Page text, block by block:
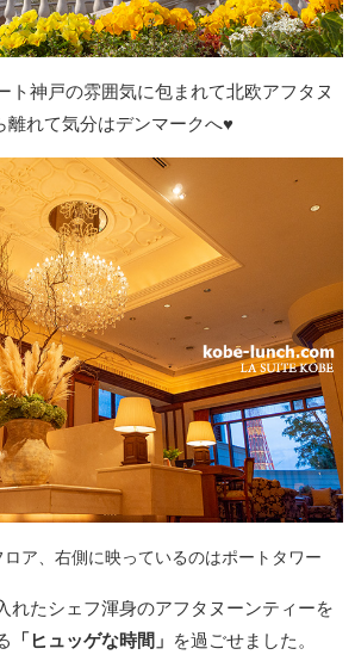
ト神戸の雰囲気に包まれて北欧アフタヌ
離れて気分はデンマークへ♥
ロア、右側に映っているのはポートタワー
れたシェフ渾身のアフタヌーンティーを
「ヒュッゲな時間」 を過ごせました。